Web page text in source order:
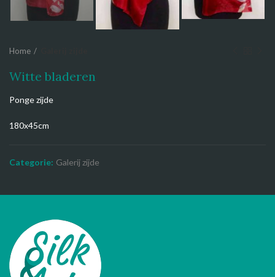
Home
Witte bladeren
Ponge zijde
180x45cm
Categorie: Galerij zijde